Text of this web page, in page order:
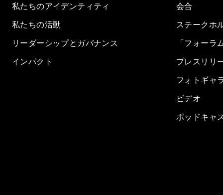
私たちのアイデンティティ
私たちの活動
リーダーシップとガバナンス
インパクト
会合
ステークホ
「フォーラ
プレスリリ
フォトギャ
ビデオ
ポッドキャ